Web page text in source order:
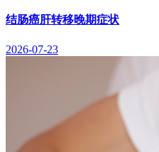
结肠癌肝转移晚期症状
2026-07-23